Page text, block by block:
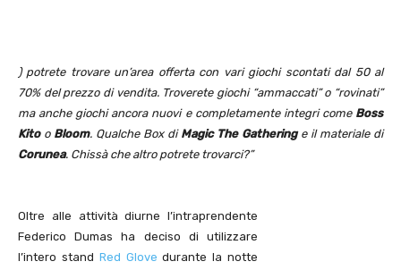
) potrete trovare un’area offerta con vari giochi scontati dal 50 al
70% del prezzo di vendita. Troverete giochi “ammaccati” o “rovinati”
ma anche giochi ancora nuovi e completamente integri come Boss
Kito o Bloom. Qualche Box di Magic The Gathering e il materiale di
Corunea. Chissà che altro potrete trovarci?”
Oltre alle attività diurne l’intraprendente
Federico Dumas ha deciso di utilizzare
l’intero stand Red Glove durante la notte